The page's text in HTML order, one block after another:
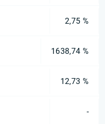
2,75 %
1638,74 %
12,73 %
-